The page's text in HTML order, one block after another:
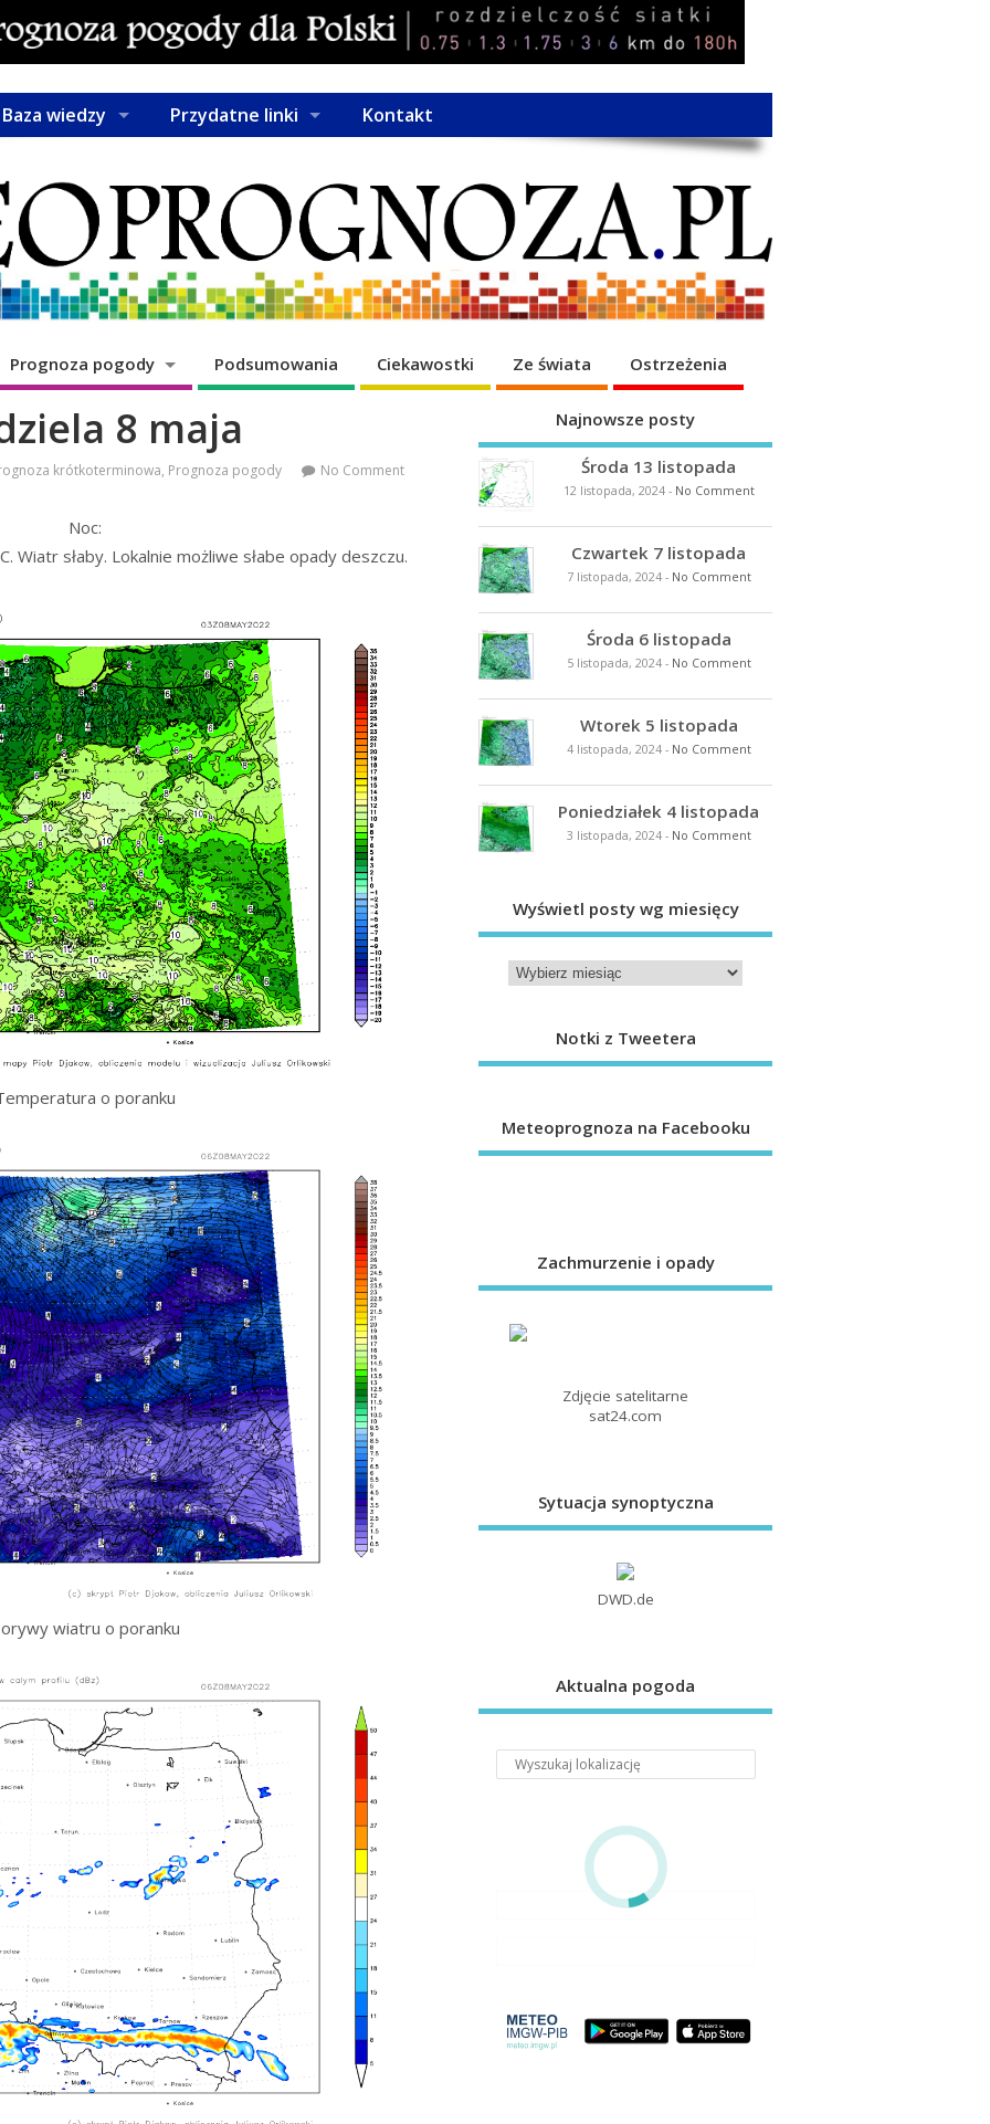
Baza wiedzy Przydatne linki Kontakt
Prognoza pogody Podsumowania Ciekawostki Ze świata Ostrzeżenia
8 maja
krótkoterminowa, Prognoza pogody No Comment
Noc:
Wiatr słaby. Lokalnie możliwe słabe opady deszczu.
o poranku
wiatru o poranku
Najnowsze posty
Środa 13 listopada
12 listopada, 2024- No Comment
Czwartek 7 listopada
7 listopada, 2024- No Comment
Środa 6 listopada
5 listopada, 2024- No Comment
Wtorek 5 listopada
4 listopada, 2024- No Comment
Poniedziałek 4 listopada
3 listopada, 2024- No Comment
Wyświetl posty wg miesięcy
Notki z Tweetera
Meteoprognoza na Facebooku
Zachmurzenie i opady
Zdjęcie satelitarne
sat24.com
Sytuacja synoptyczna
DWD.de
Aktualna pogoda